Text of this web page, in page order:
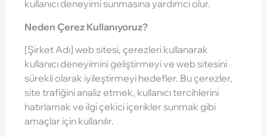
kullanıcı deneyimi sunmasına yardımcı olur.
Neden Çerez Kullanıyoruz?
[Şirket Adı] web sitesi, çerezleri kullanarak
kullanıcı deneyimini geliştirmeyi ve web sitesini
sürekli olarak iyileştirmeyi hedefler. Bu çerezler,
site trafiğini analiz etmek, kullanıcı tercihlerini
hatırlamak ve ilgi çekici içerikler sunmak gibi
amaçlar için kullanılır.